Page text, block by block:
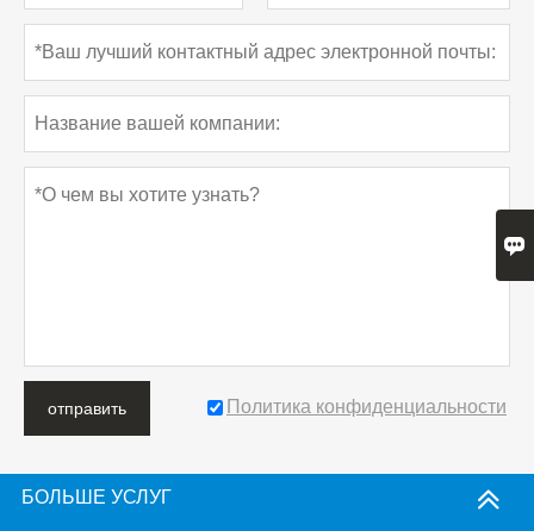
отправить Политика конфиденциальности
БОЛЬШЕ УСЛУГ
